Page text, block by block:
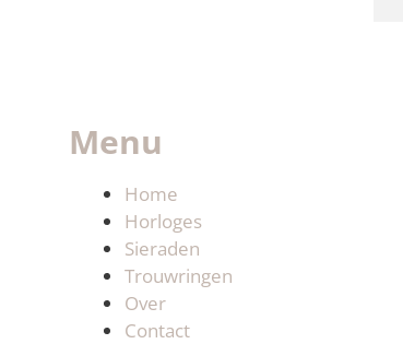
Menu
Home
Horloges
Sieraden
Trouwringen
Over
Contact